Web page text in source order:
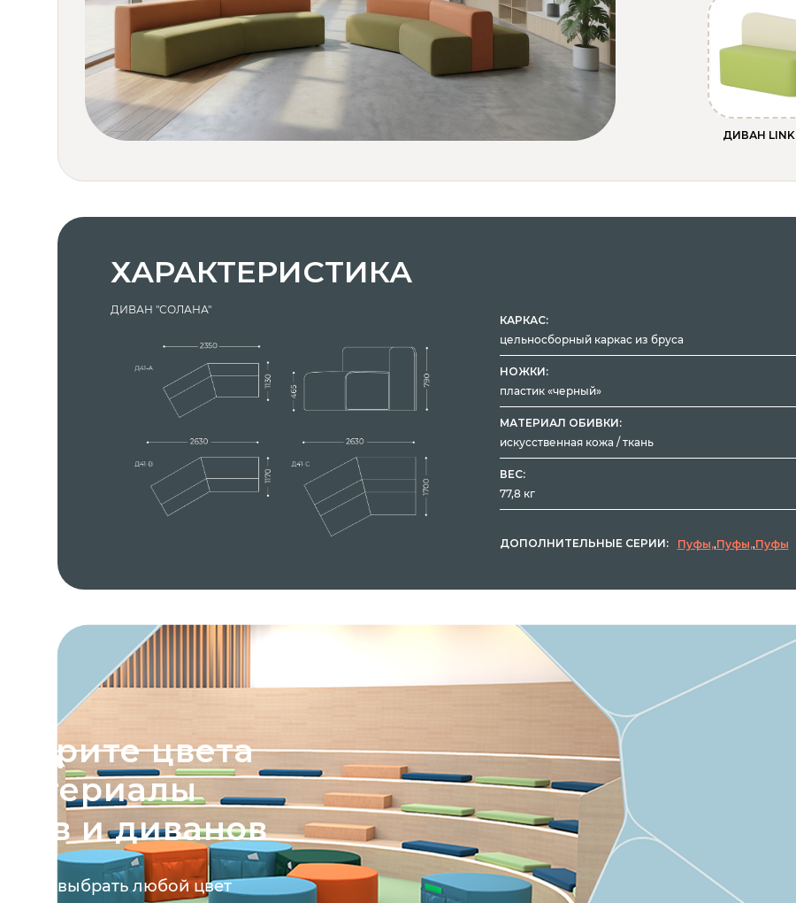
ДИВАН LINK
ХАРАКТЕРИСТИКА
ДИВАН "СОЛАНА"
КАРКАС:
цельносборный каркас из бруса
НОЖКИ:
пластик «черный»
МАТЕРИАЛ ОБИВКИ:
искусственная кожа / ткань
ВЕС:
77,8 кг
ДОПОЛНИТЕЛЬНЫЕ СЕРИИ: Пуфы ,Пуфы ,Пуфы
цвета
и диванов
выбрать любой цвет